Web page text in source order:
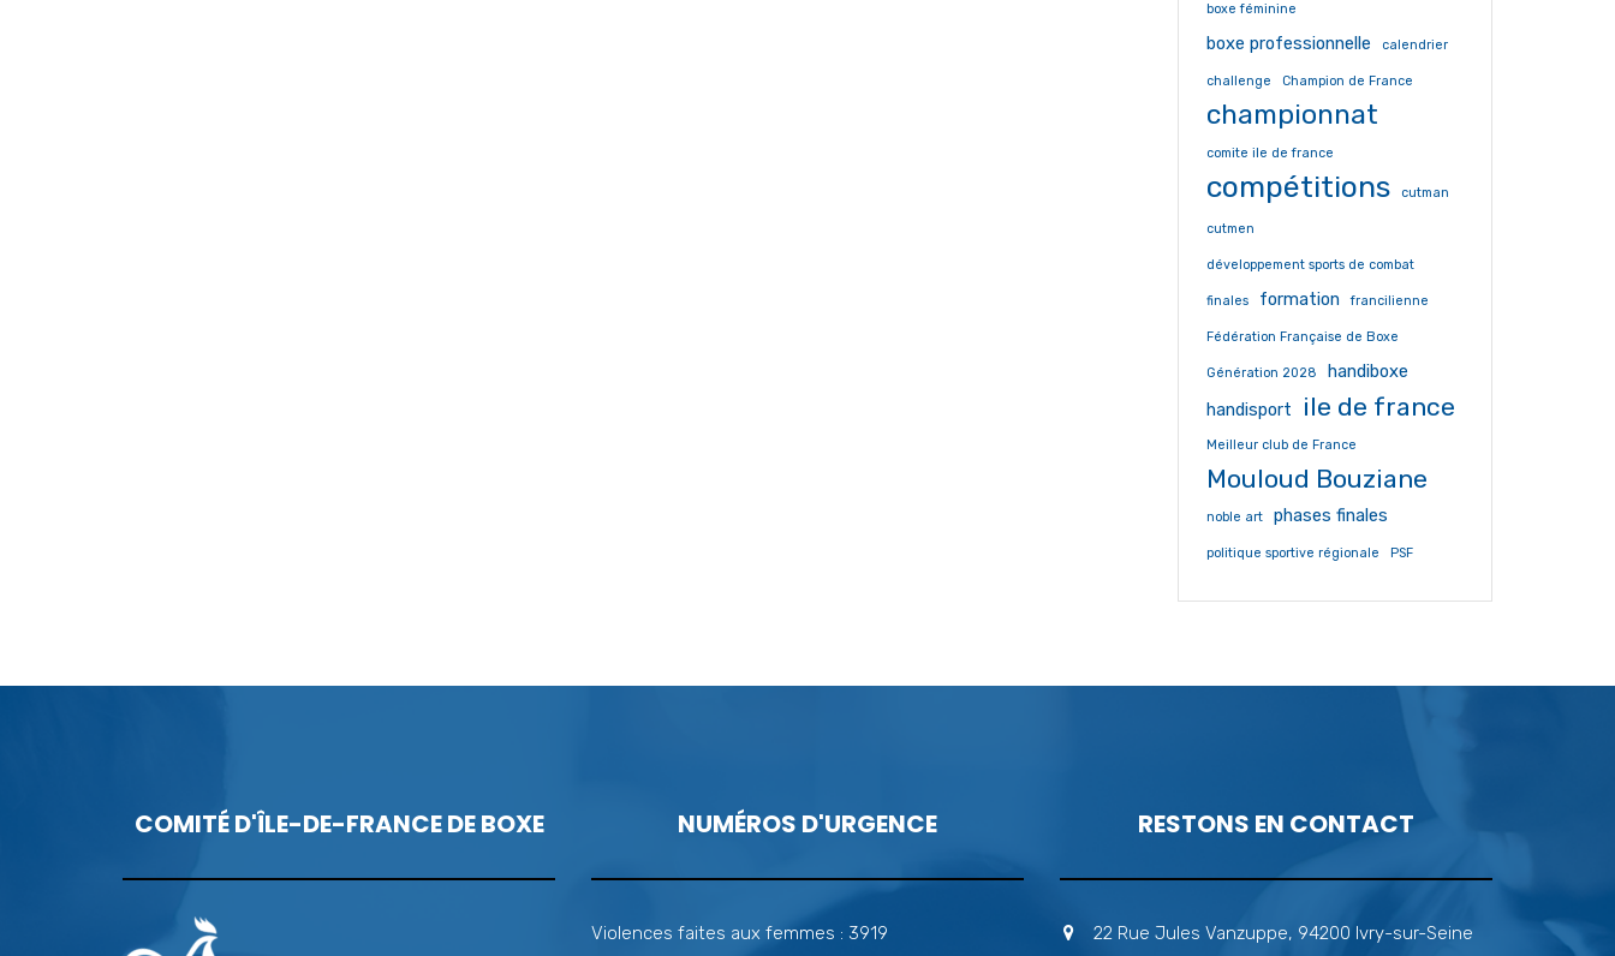
boxe féminine
boxe professionnelle calendrier
challenge Champion de France
championnat
comite ile de france
compétitions cutman
cutmen
développement sports de combat
finales formation francilienne
Fédération Française de Boxe
Génération 2028
handiboxe
handisport
ile de france
Meilleur club de France
Mouloud Bouziane
noble art phases finales
politique sportive régionale PSF
COMITÉ D'ÎLE-DE-FRANCE DE BOXE NUMÉROS D'URGENCE
Violences faites aux femmes : 3919
RESTONS EN CONTACT
22 Rue Jules Vanzuppe, 94200 Ivry-sur-Seine